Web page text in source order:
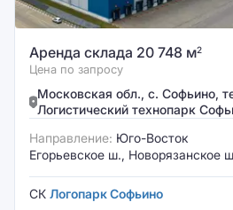
Аренда склада 20 748 м2
Цена по запросу
Московская обл., с. Софьино,
Логистический технопарк
Направление: Юго-Восток
Егорьевское ш., Новорязанское
СК Логопарк Софьино